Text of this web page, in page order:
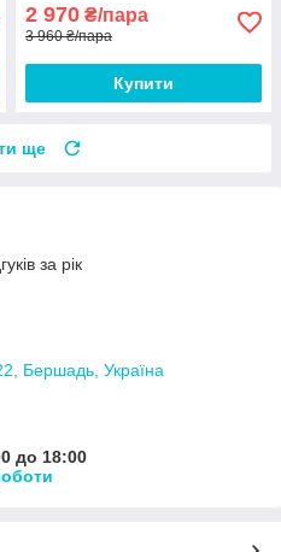
2 970 ₴/пара
3 960 ₴/пара
Купити
ще
за рік
Бершадь, Україна
до 18:00